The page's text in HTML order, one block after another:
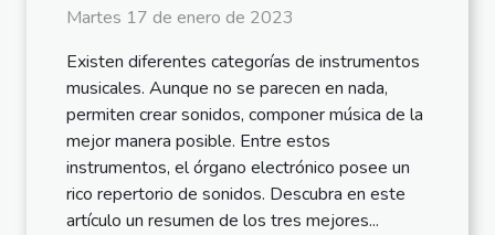
Martes 17 de enero de 2023
Existen diferentes categorías de instrumentos
musicales. Aunque no se parecen en nada,
permiten crear sonidos, componer música de la
mejor manera posible. Entre estos
instrumentos, el órgano electrónico posee un
rico repertorio de sonidos. Descubra en este
artículo un resumen de los tres mejores...